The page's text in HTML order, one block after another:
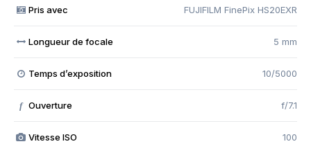
Pris avec FUJIFILM FinePix HS20EXR
Longueur de focale 5 mm
Temps d’exposition 10/5000
f Ouverture f/7.1
Vitesse ISO 100